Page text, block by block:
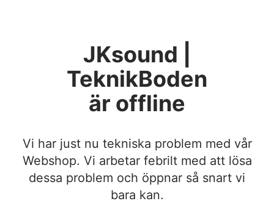
JKsound |
TeknikBoden
är offline
Vi har just nu tekniska problem med vår
Webshop. Vi arbetar febrilt med att lösa
dessa problem och öppnar så snart vi
bara kan.